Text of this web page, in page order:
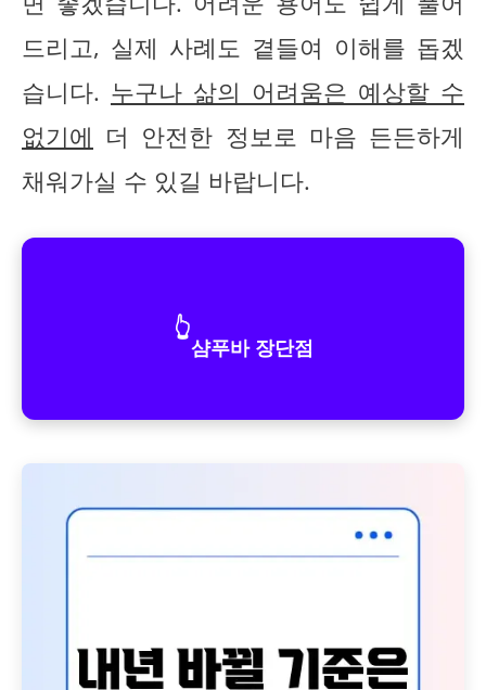
드리고, 실제 사례도 곁들여 이해를 돕겠
습니다. 누구나 삶의 어려움은 예상할 수
없기에 더 안전한 정보로 마음 든든하게
채워가실 수 있길 바랍니다.
👆
샴푸바 장단점